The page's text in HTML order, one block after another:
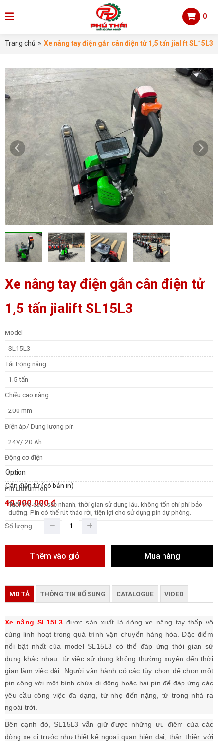
0
Trang chủ » Xe nâng tay điện gắn cân điện tử 1,5 tấn jialift SL15L3
Xe nâng tay điện gắn cân điện tử
1,5 tấn jialift SL15L3
Model
SL15L3
Tải trọng nâng
1.5 tấn
Chiều cao nâng
200 mm
Điện áp/ Dung lượng pin
24V/ 20 Ah
Động cơ điện
DC
Pin Lithium-ion
Tuổi thọ cao, sạc nhanh, thời gian sử dụng lâu, không tốn chi phí bảo
dưỡng. Pin có thể rút tháo rời, tiện lợi cho sử dụng pin dự phòng.
Option
Cân điện tử (có bản in)
40.000.000 đ
Số lượng
MO TẢ THÔNG TIN BỔ SUNG CATALOGUE VIDEO
Xe nâng SL15L3 được sản xuất là dòng xe nâng tay thấp vô
cùng linh hoạt trong quá trình vận chuyển hàng hóa. Đặc điểm
nổi bật nhất của model SL15L3 có thể đáp ứng thời gian sử
dụng khác nhau: từ việc sử dụng không thường xuyên đến thời
gian làm việc dài. Người vận hành có các tùy chọn để chọn một
pin cộng với một bình chứa di động hoặc hai pin để đáp ứng các
yêu cầu công việc đa dạng, từ nhẹ đến nặng, từ trong nhà ra
ngoài trời.
Bên cạnh đó, SL15L3 vẫn giữ được những ưu điểm của các
dòng xe đi trước như thiết kế ngoại quan hiện đại, thân thiện với